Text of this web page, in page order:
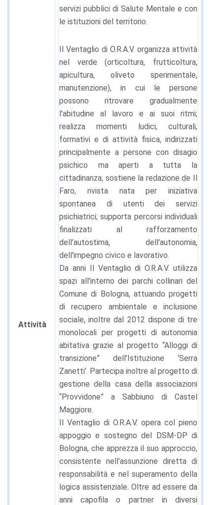
servizi pubblici di Salute Mentale e con
le istituzioni del territorio.
Attività
Il Ventaglio di O.R.A.V. organizza attività
nel verde (orticoltura, frutticoltura,
apicultura, oliveto sperimentale,
manutenzione), in cui le persone
possono ritrovare gradualmente
l'abitudine al lavoro e ai suoi ritmi;
realizza momenti ludici, culturali,
formativi e di attività fisica, indirizzati
principalmente a persone con disagio
psichico ma aperti a tutta la
cittadinanza; sostiene la redazione de Il
Faro, rivista nata per iniziativa
spontanea di utenti dei servizi
psichiatrici; supporta percorsi individuali
finalizzati al rafforzamento
dell’autostima, dell'autonomia,
dell'impegno civico e lavorativo.
Da anni Il Ventaglio di O.R.A.V. utilizza
spazi all'interno dei parchi collinari del
Comune di Bologna, attuando progetti
di recupero ambientale e inclusione
sociale, inoltre dal 2012 dispone di tre
monolocali per progetti di autonomia
abitativa grazie al progetto “Alloggi di
transizione” dell’Istituzione ‘Serra
Zanetti’. Partecipa inoltre al progetto di
gestione della casa della associazioni
“Provvidone” a Sabbiuno di Castel
Maggiore.
Il Ventaglio di O.R.A.V. opera col pieno
appoggio e sostegno del DSM-DP di
Bologna, che apprezza il suo approccio,
consistente nell’assunzione diretta di
responsabilità e nel superamento della
logica assistenziale. Oltre ad essere da
anni capofila o partner in diversi